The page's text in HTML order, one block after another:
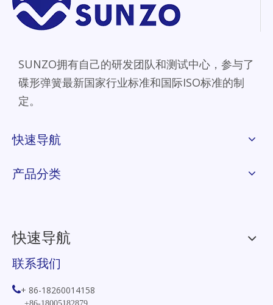
SUNZO拥有自己的研发团队和测试中心，参与了
碟形弹簧最新国家行业标准和国际ISO标准的制
定。
快速导航
产品分类
快速导航
联系我们
+ 86-18260014158
+86-18005182879